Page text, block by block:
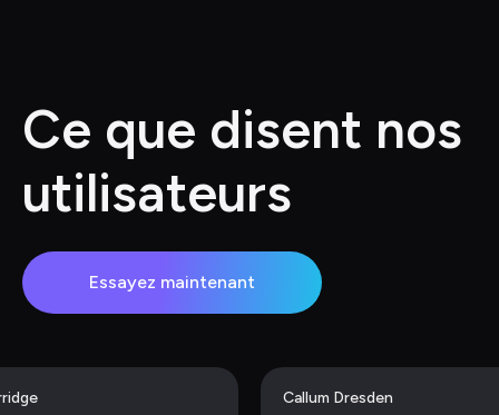
Ce que disent nos
utilisateurs
Essayez maintenant
Callum Dresden